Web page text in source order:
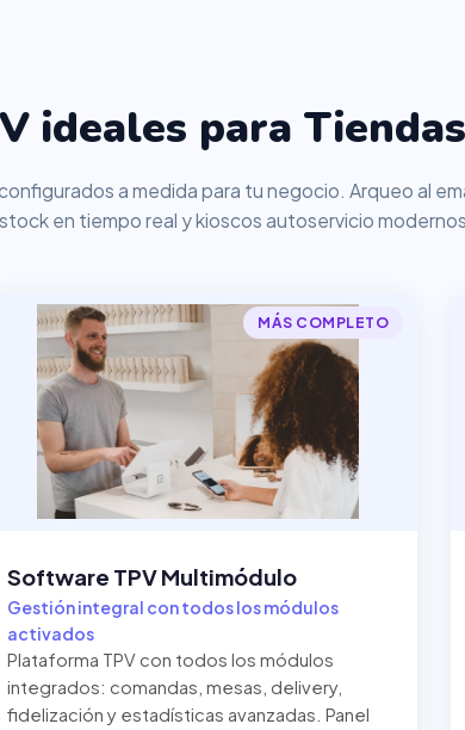
ideales para
a medida para tu negocio. Arqueo al
en tiempo real y kioscos autoservicio
MÁS COMPLETO
Software TPV Multimódulo
Gestión integral con todos los módulos
activados
Plataforma TPV con todos los módulos
integrados: comandas, mesas, delivery,
fidelización y estadísticas avanzadas. Panel